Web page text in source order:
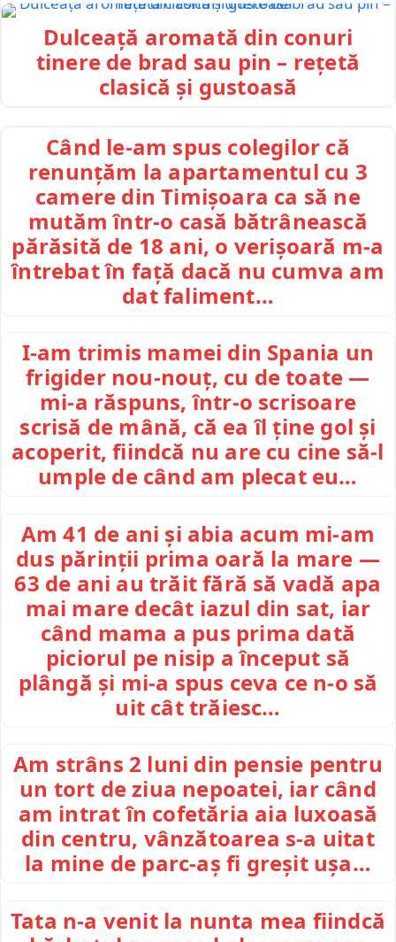
Dulceață aromată din conuri
tinere de brad sau pin – rețetă
clasică și gustoasă
Când le-am spus colegilor că
renunțăm la apartamentul cu 3
camere din Timișoara ca să ne
mutăm într-o casă bătrânească
părăsită de 18 ani, o verișoară m-a
întrebat în față dacă nu cumva am
dat faliment…
I-am trimis mamei din Spania un
frigider nou-nouț, cu de toate —
mi-a răspuns, într-o scrisoare
scrisă de mână, că ea îl ține gol și
acoperit, fiindcă nu are cu cine să-l
umple de când am plecat eu…
Am 41 de ani și abia acum mi-am
dus părinții prima oară la mare —
63 de ani au trăit fără să vadă apa
mai mare decât iazul din sat, iar
când mama a pus prima dată
piciorul pe nisip a început să
plângă și mi-a spus ceva ce n-o să
uit cât trăiesc…
Am strâns 2 luni din pensie pentru
un tort de ziua nepoatei, iar când
am intrat în cofetăria aia luxoasă
din centru, vânzătoarea s-a uitat
la mine de parc-aș fi greșit ușa…
Tata n-a venit la nunta mea fiindcă